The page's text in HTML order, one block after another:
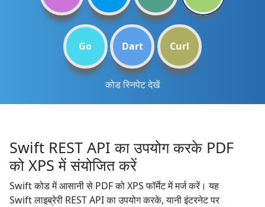
Go Dart Curl
कोड स्निपेट देखें
Swift REST API का उपयोग करके PDF
को XPS में संयोजित करें
Swift कोड में आसानी से PDF को XPS फॉर्मेट में मर्ज करें। यह
Swift लाइब्रेरी REST API का उपयोग करके, यानी इंटरनेट पर